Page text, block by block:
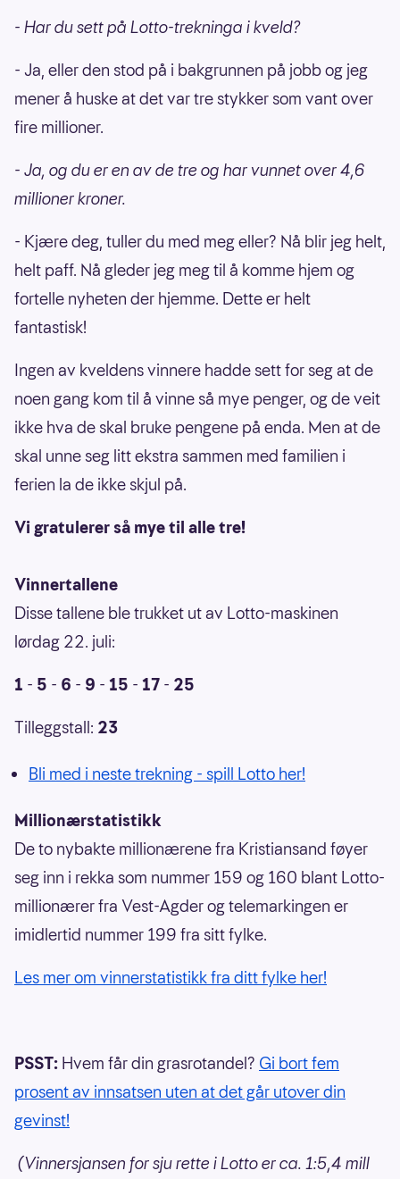
- Har du sett på Lotto-trekninga i kveld?
- Ja, eller den stod på i bakgrunnen på jobb og jeg
mener å huske at det var tre stykker som vant over
fire millioner.
- Ja, og du er en av de tre og har vunnet over 4,6
millioner kroner.
- Kjære deg, tuller du med meg eller? Nå blir jeg helt,
helt paff. Nå gleder jeg meg til å komme hjem og
fortelle nyheten der hjemme. Dette er helt
fantastisk!
Ingen av kveldens vinnere hadde sett for seg at de
noen gang kom til å vinne så mye penger, og de veit
ikke hva de skal bruke pengene på enda. Men at de
skal unne seg litt ekstra sammen med familien i
ferien la de ikke skjul på.
Vi gratulerer så mye til alle tre!
Vinnertallene
Disse tallene ble trukket ut av Lotto-maskinen
lørdag 22. juli:
1 - 5 - 6 - 9 - 15 - 17 - 25
Tilleggstall: 23
Bli med i neste trekning - spill Lotto her!
Millionærstatistikk
De to nybakte millionærene fra Kristiansand føyer
seg inn i rekka som nummer 159 og 160 blant Lotto-
millionærer fra Vest-Agder og telemarkingen er
imidlertid nummer 199 fra sitt fylke.
Les mer om vinnerstatistikk fra ditt fylke her!
PSST: Hvem får din grasrotandel? Gi bort fem
prosent av innsatsen uten at det går utover din
gevinst!
(Vinnersjansen for sju rette i Lotto er ca. 1:5,4 mill